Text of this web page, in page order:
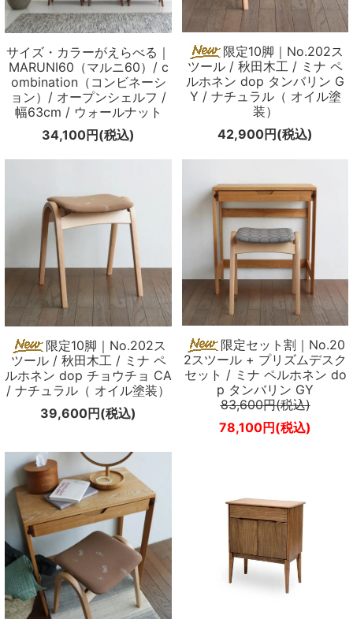
サイズ・カラーがえらべる｜
MARUNI60（マルニ60）/ c
ombination（コンビネーシ
ョン）/ オープンシェルフ /
幅63cm / ウォールナット
34,100円(税込)
限定10脚｜No.202ス
ツール / 秋田木工 / ミナ ペ
ルホネン dop タンバリン G
Y / ナチュラル（ オイル塗
装）
42,900円(税込)
限定10脚｜No.202ス
ツール / 秋田木工 / ミナ ペ
ルホネン dop チョウチョ CA
/ ナチュラル（ オイル塗装）
39,600円(税込)
限定セット割｜No.20
2スツール + プリズムデスク
セット / ミナ ペルホネン do
p タンバリン GY
83,600円(税込)
78,100円(税込)